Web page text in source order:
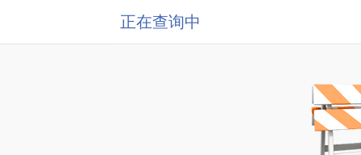
正在查询中